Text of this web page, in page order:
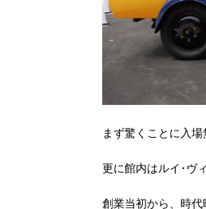
まず驚くことに入
更に館内はルイ･ヴ
創業当初から、時